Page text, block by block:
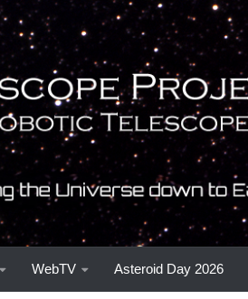
WebTV Asteroid Day 2026